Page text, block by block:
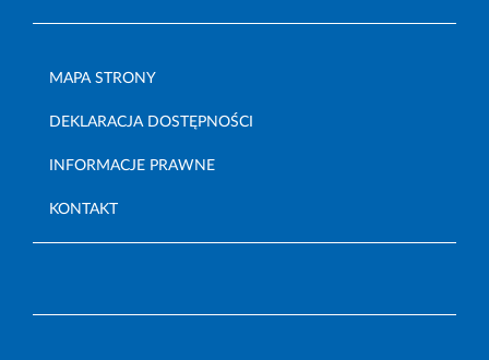
MAPA STRONY
DEKLARACJA DOSTĘPNOŚCI
INFORMACJE PRAWNE
KONTAKT